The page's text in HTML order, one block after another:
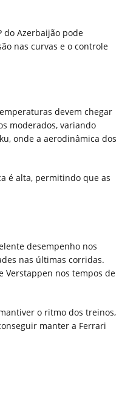
do Azerbaijão pode
nas curvas e o controle
devem chegar
moderados, variando
onde a aerodinâmica dos
é alta, permitindo que as
desempenho nos
nas últimas corridas.
Verstappen nos tempos de
o ritmo dos treinos,
manter a Ferrari